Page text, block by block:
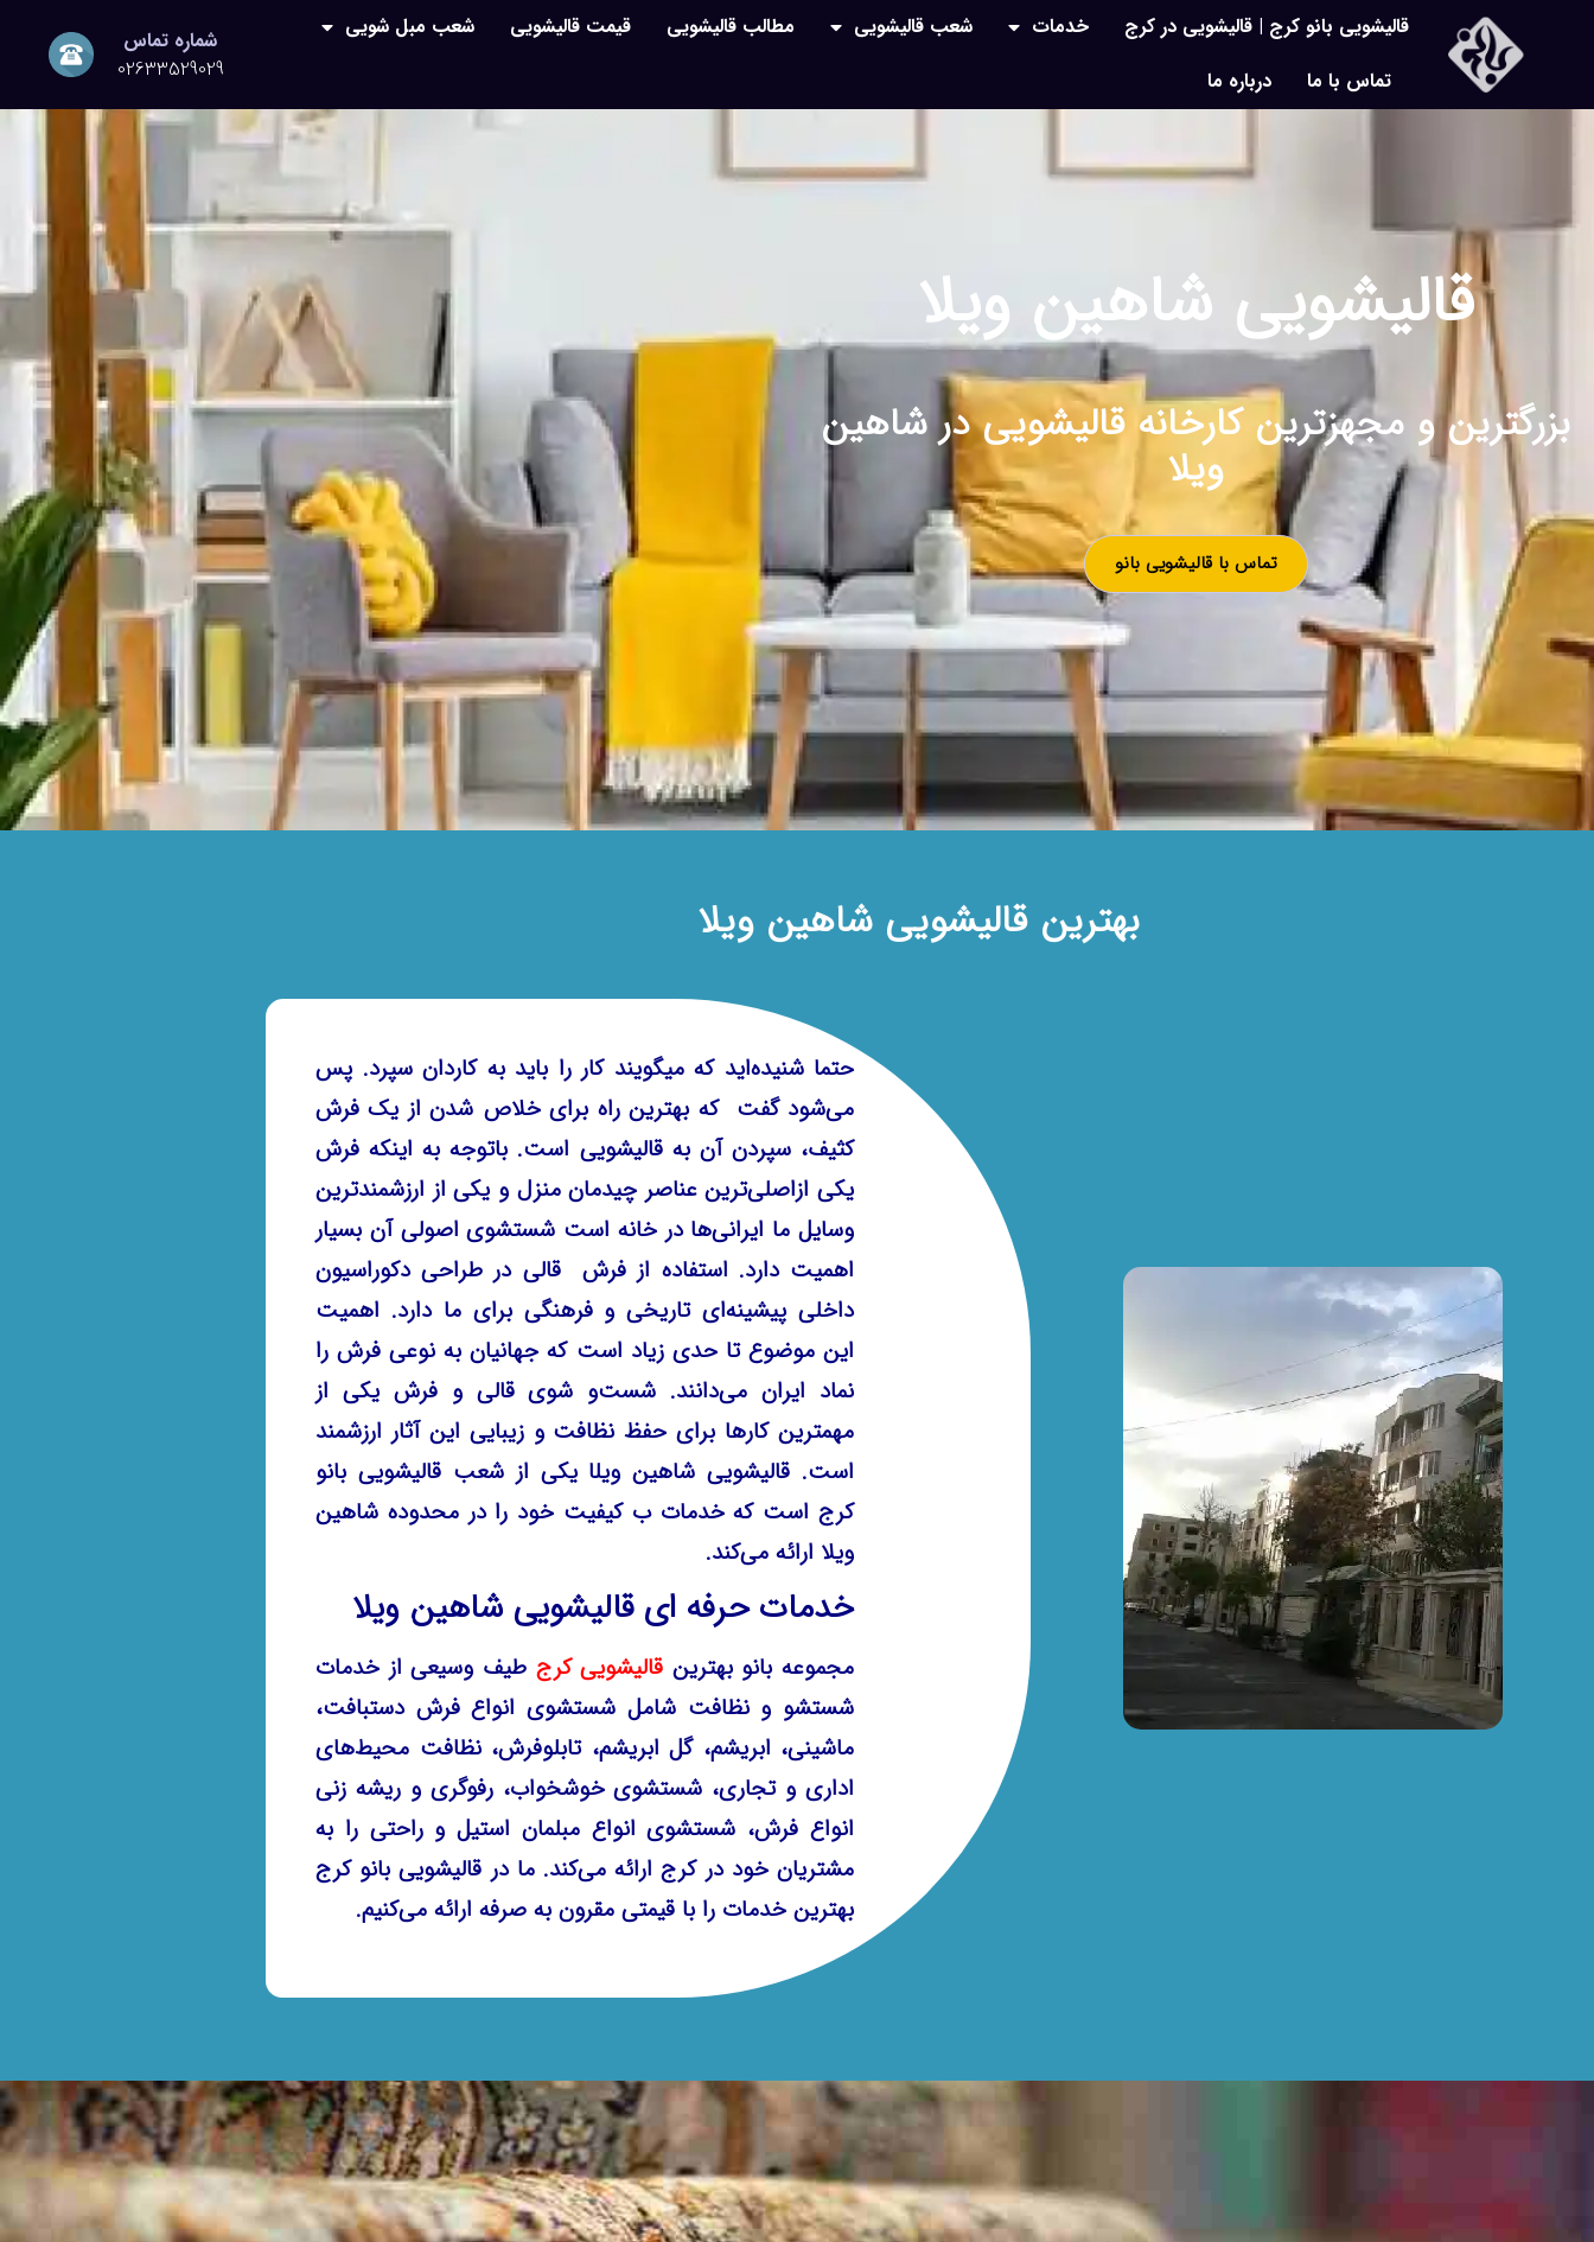
قالیشویی بانو کرج | قالیشویی در کرج خدمات شعب قالیشویی مطالب قالیشویی قیمت قالیشویی
شعب مبل شویی
تماس با ما
درباره ما
شماره تماس
02633529029
قالیشویی شاهین ویلا
بزرگترین و مجهزترین کارخانه قالیشویی در شاهین
ویلا
تماس با قالیشویی بانو
بهترین قالیشویی شاهین ویلا
حتما شنیده‌اید که میگویند کار را باید به کاردان سپرد. پس
می‌شود گفت که بهترین راه برای خلاص شدن از یک فرش
کثیف، سپردن آن به قالیشویی است. باتوجه به اینکه فرش
یکی ازاصلی‌ترین عناصر چیدمان منزل و یکی از ارزشمندترین
وسایل ما ایرانی‌ها در خانه است شستشوی اصولی آن بسیار
اهمیت دارد. استفاده از فرش قالی در طراحی دکوراسیون
داخلی پیشینه‌ای تاریخی و فرهنگی برای ما دارد. اهمیت
این موضوع تا حدی زیاد است که جهانیان به نوعی فرش را
نماد ایران می‌دانند. شست‌و شوی قالی‌ و فرش یکی از
مهمترین کارها برای حفظ نظافت و زیبایی این آثار ارزشمند
است. قالیشویی شاهین ویلا یکی از شعب قالیشویی بانو
کرج است که خدمات ب کیفیت خود را در محدوده شاهین
ویلا ارائه می‌کند.
خدمات حرفه ای قالیشویی شاهین ویلا
مجموعه بانو بهترین قالیشویی کرج طیف وسیعی از خدمات
شستشو و نظافت شامل شستشوی انواع فرش دستبافت،
ماشینی، ابریشم، گل ابریشم، تابلوفرش، نظافت محیط‌های
اداری و تجاری، شستشوی خوشخواب، رفوگری و ریشه زنی
انواع فرش، شستشوی انواع مبلمان استیل و راحتی را به
مشتریان خود در کرج ارائه می‌کند. ما در قالیشویی بانو کرج
بهترین خدمات را با قیمتی مقرون به صرفه ارائه می‌کنیم.